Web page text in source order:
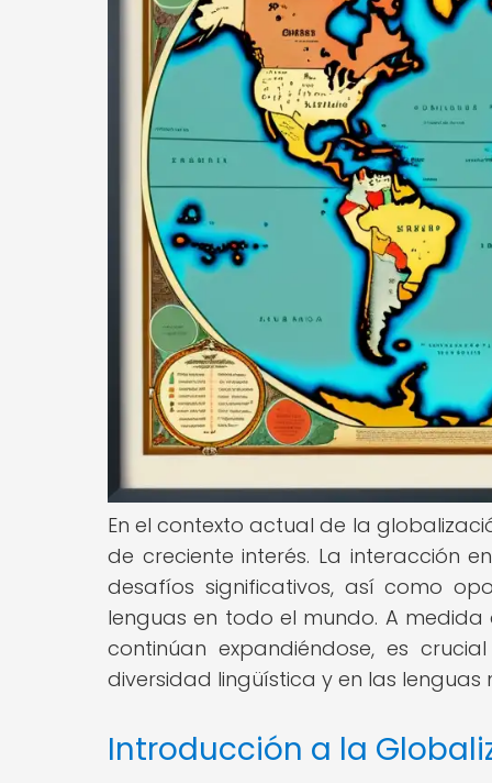
En el contexto actual de la
de creciente interés. La interacción
desafíos significativos, así como
lenguas en todo el mundo. A
continúan expandiéndose, es
diversidad lingüística y en las lenguas
Introducción a la